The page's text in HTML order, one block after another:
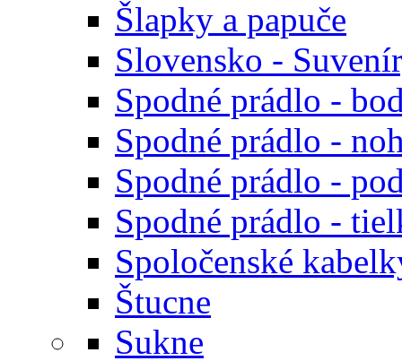
Šlapky a papuče
Slovensko -
Spodné prádlo -
Spodné prádlo -
Spodné prádlo -
Spodné prádlo -
Spoločenské
Štucne
Sukne